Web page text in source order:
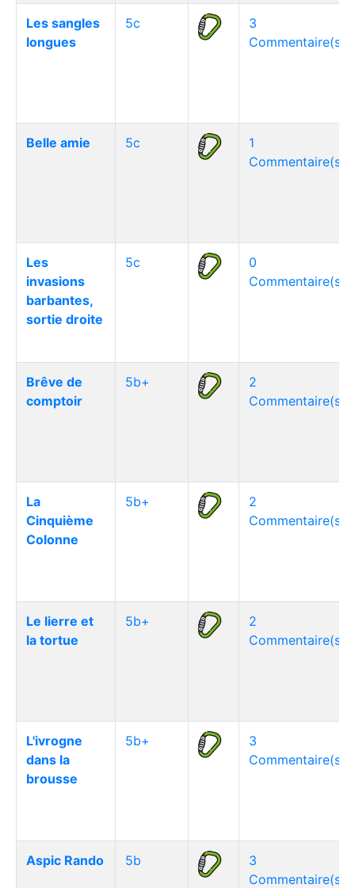
Les sangles
longues
5c
3
Commentaire(s)
Belle amie 5c
1
Commentaire(s)
Les
invasions
barbantes,
sortie droite
5c
0
Commentaire(s)
Brêve de
comptoir
5b+
2
Commentaire(s)
La
Cinquième
Colonne
5b+
2
Commentaire(s)
Le lierre et
la tortue
5b+
2
Commentaire(s)
L'ivrogne
dans la
brousse
5b+
3
Commentaire(s)
Aspic Rando 5b
3
Commentaire(s)